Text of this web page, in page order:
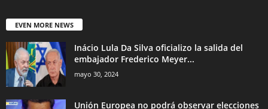
EVEN MORE NEWS
Inácio Lula Da Silva oficializo la salida del
embajador Frederico Meyer...
mayo 30, 2024
Unión Europea no podrá observar elecciones